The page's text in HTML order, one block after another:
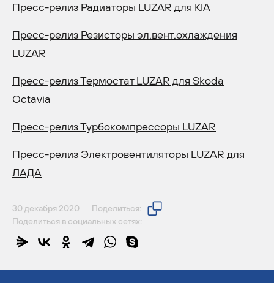
Пресс-релиз Радиаторы LUZAR для KIA
Пресс-релиз Резисторы эл.вент.охлаждения
LUZAR
Пресс-релиз Термостат LUZAR для Skoda
Octavia
Пресс-релиз Турбокомпрессоры LUZAR
Пресс-релиз Электровентиляторы LUZAR для
ЛАДА
30 декабря 2020
Поделиться:
Поделиться в социальных сетях: